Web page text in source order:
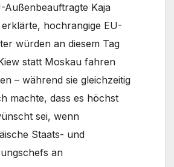
Außenbeauftragte Kaja
erklärte, hochrangige EU-
würden an diesem Tag
statt Moskau fahren
– während sie gleichzeitig
machte, dass es höchst
sei, wenn
Staats- und
an